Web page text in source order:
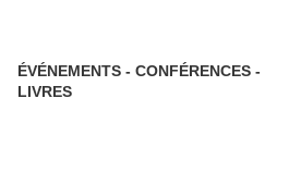
ÉVÉNEMENTS - CONFÉRENCES -
LIVRES